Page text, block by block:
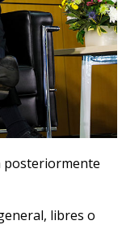
posteriormente
libres o